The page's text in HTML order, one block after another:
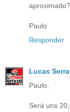
aproximado?
Paulo
Responder
Lucas Serra
Paulo,
Será uns